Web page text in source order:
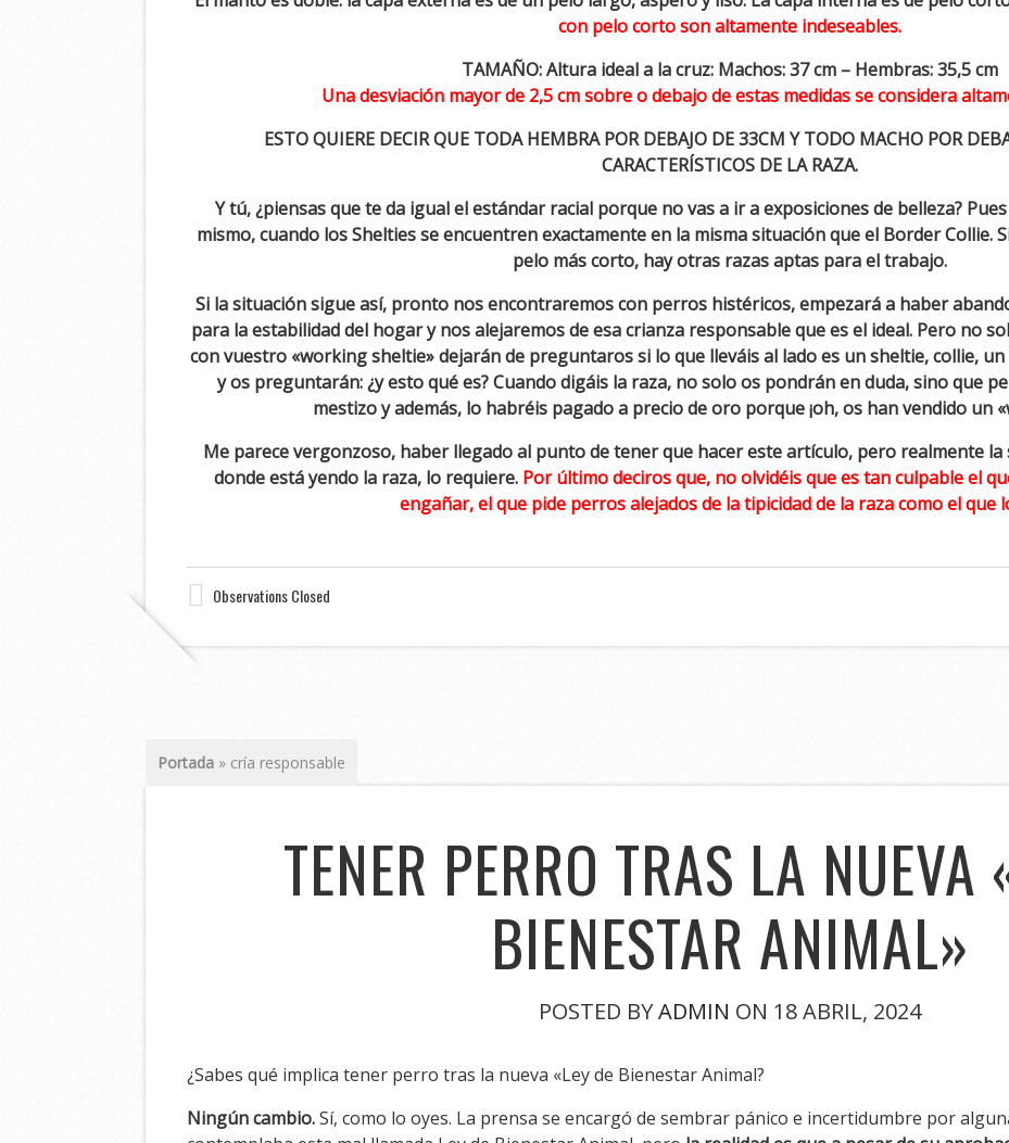
con pelo corto son altamente indeseables.
TAMAÑO: Altura ideal a la cruz: Machos: 37 cm – Hembras: 35,5 cm
Una desviación mayor de 2,5 cm sobre o debajo de estas medidas se considera
ESTO QUIERE DECIR QUE TODA HEMBRA POR DEBAJO DE 33CM Y TODO MACHO POR
CARACTERÍSTICOS DE LA RAZA.
Y tú, ¿piensas que te da igual el estándar racial porque no vas a ir a exposiciones de belleza?
mismo, cuando los Shelties se encuentren exactamente en la misma situación que el Border Collie.
pelo más corto, hay otras razas aptas para el trabajo.
Si la situación sigue así, pronto nos encontraremos con perros histéricos, empezará a haber
para la estabilidad del hogar y nos alejaremos de esa crianza responsable que es el ideal. Pero no
con vuestro «working sheltie» dejarán de preguntaros si lo que lleváis al lado es un sheltie, collie,
y os preguntarán: ¿y esto qué es? Cuando digáis la raza, no solo os pondrán en duda, sino que
mestizo y además, lo habréis pagado a precio de oro porque ¡oh, os han vendido un
Me parece vergonzoso, haber llegado al punto de tener que hacer este artículo, pero realmente la
donde está yendo la raza, lo requiere. Por último deciros que, no olvidéis que es tan culpable el
engañar, el que pide perros alejados de la tipicidad de la raza como el que
Observations Closed
Portada » cría responsable
TENER PERRO TRAS LA NUEVA
BIENESTAR ANIMAL»
POSTED BYADMIN ON 18 ABRIL, 2024
¿Sabes qué implica tener perro tras la nueva «Ley de Bienestar Animal?
Ningún cambio.Sí, como lo oyes. La prensa se encargó de sembrar pánico e incertidumbre por